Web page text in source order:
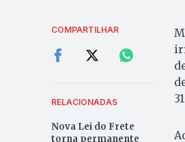
COMPARTILHAR
RELACIONADAS
Nova Lei do Frete
torna permanente